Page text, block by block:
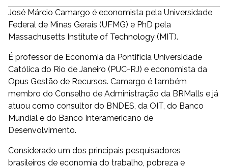
José Márcio Camargo é economista pela Universidade
Federal de Minas Gerais (UFMG) e PhD pela
Massachusetts Institute of Technology (MIT).
É professor de Economia da Pontifícia Universidade
Católica do Rio de Janeiro (PUC-RJ) e economista da
Opus Gestão de Recursos. Camargo é também
membro do Conselho de Administração da BRMalls e já
atuou como consultor do BNDES, da OIT, do Banco
Mundial e do Banco Interamericano de
Desenvolvimento.
Considerado um dos principais pesquisadores
brasileiros de economia do trabalho, pobreza e